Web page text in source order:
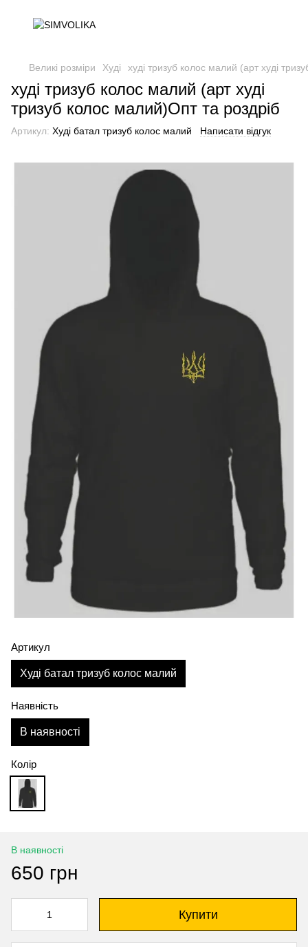
Великі розміри Худі худі тризуб колос малий (арт худі
худі тризуб колос малий (арт худі
тризуб колос малий)Опт та роздріб
Артикул: Худі батал тризуб колос малий Написати відгук
Артикул
Худі батал тризуб колос малий
Наявність
В наявності
Колір
В наявності
650 грн
Купити